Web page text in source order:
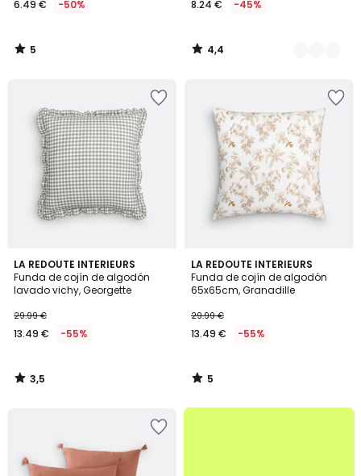
en
de
12.99
descuento
aplicado.
6.49 € -50%
5
/
8.24 € -45%
4,4
/
LA REDOUTE INTERIEURS
Funda de cojín de algodón
lavado vichy, Georgette
29.99 €
13.49 € -55%
3,5
/ 5
3,5
/
LA REDOUTE INTERIEURS
Funda de cojín de algodón
65x65cm, Granadille
29.99 €
13.49 € -55%
5
/
5
5
/
.